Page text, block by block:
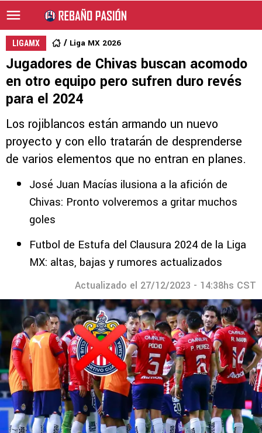
LIGAMX Liga MX 2026
Jugadores de Chivas buscan acomodo
en otro equipo pero sufren duro revés
para el 2024
Los rojiblancos están armando un nuevo
proyecto y con ello tratarán de desprenderse
de varios elementos que no entran en planes.
José Juan Macías ilusiona a la afición de
Chivas: Pronto volveremos a gritar muchos
goles
Futbol de Estufa del Clausura 2024 de la Liga
MX: altas, bajas y rumores actualizados
Actualizado el 27/12/2023 - 14:38hs CST